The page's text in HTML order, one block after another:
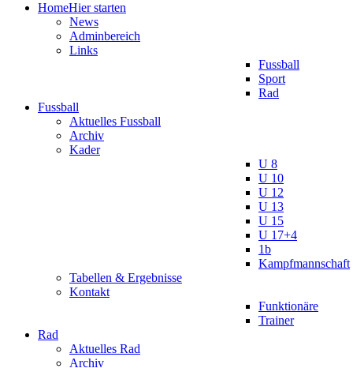
HomeHier starten
News
Adminbereich
Links
Fussball
Sport
Rad
Fussball
Aktuelles Fussball
Archiv
Kader
U 8
U 10
U 12
U 13
U 15
U 17+4
1b
Kampfmannschaft
Tabellen & Ergebnisse
Kontakt
Funktionäre
Trainer
Rad
Aktuelles Rad
Archiv